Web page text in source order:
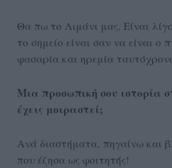
Θα πω το Λιμάνι μας. Είναι
το σημείο είναι σαν να είναι ο
φασαρία και ηρεμία
Μια προσωπική σου ιστορία
έχεις μοιραστεί;
Ανά διαστήματα, πηγαίνω και
που έζησα ως φοιτητής!